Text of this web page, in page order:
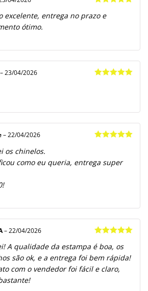
de 5
excelente, entrega no prazo e
ótimo.
– 23/04/2026
– 22/04/2026
os chinelos.
como eu queria, entrega super
de 5
– 22/04/2026
A qualidade da estampa é boa, os
são ok, e a entrega foi bem rápida!
com o vendedor foi fácil e claro,